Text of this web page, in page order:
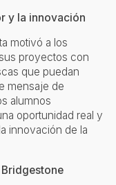
y la innovación
motivó a los
proyectos con
que puedan
mensaje de
alumnos
oportunidad real y
innovación de la